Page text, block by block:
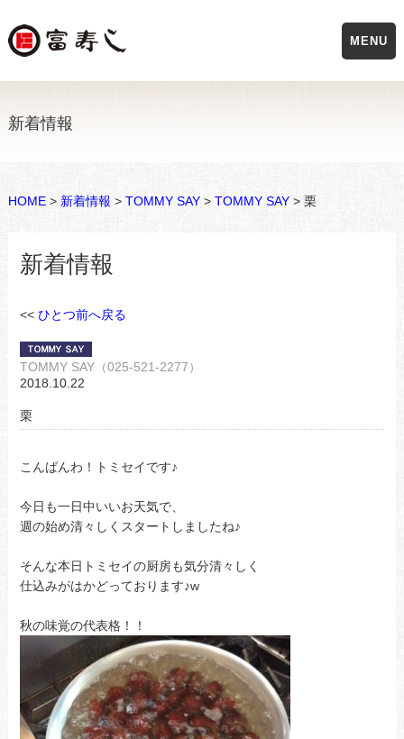
新着情報
HOME> 新着情報 > TOMMY SAY> TOMMY SAY> 栗
新着情報
<< ひとつ前へ戻る
TOMMY SAY（025-521-2277）
2018.10.22
栗
こんばんわ！トミセイです♪
今日も一日中いいお天気で、
週の始め清々しくスタートしましたね♪
そんな本日トミセイの厨房も気分清々しく
仕込みがはかどっております♪w
秋の味覚の代表格！！
MENU